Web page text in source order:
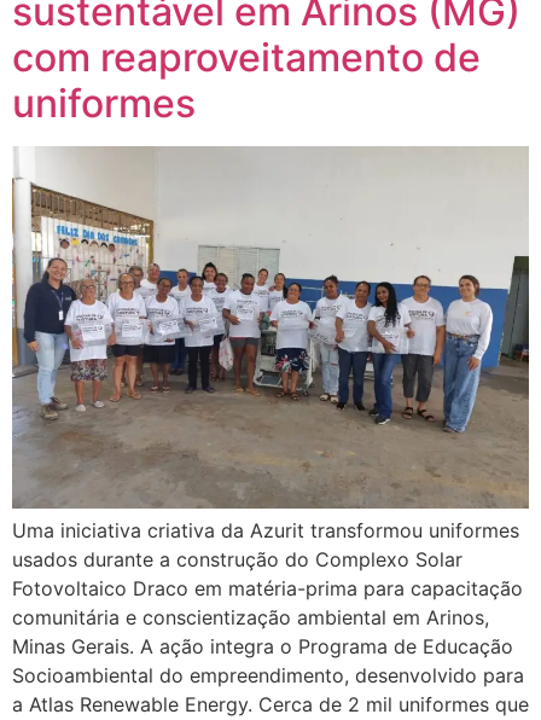
sustentável em Arinos (MG)
com reaproveitamento de
uniformes
Uma iniciativa criativa da Azurit transformou uniformes
usados durante a construção do Complexo Solar
Fotovoltaico Draco em matéria-prima para capacitação
comunitária e conscientização ambiental em Arinos,
Minas Gerais. A ação integra o Programa de Educação
Socioambiental do empreendimento, desenvolvido para
a Atlas Renewable Energy. Cerca de 2 mil uniformes que